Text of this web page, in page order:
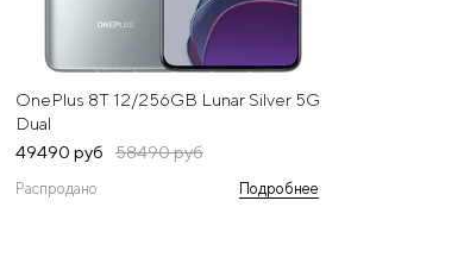
OnePlus 8T 12/256GB Lunar Silver 5G
Dual
49490 руб
58490 руб
Распродано Подробнее